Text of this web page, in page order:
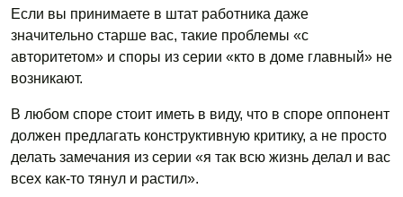
Если вы принимаете в штат работника даже
значительно старше вас, такие проблемы «с
авторитетом» и споры из серии «кто в доме главный» не
возникают.
В любом споре стоит иметь в виду, что в споре оппонент
должен предлагать конструктивную критику, а не просто
делать замечания из серии «я так всю жизнь делал и вас
всех как-то тянул и растил».